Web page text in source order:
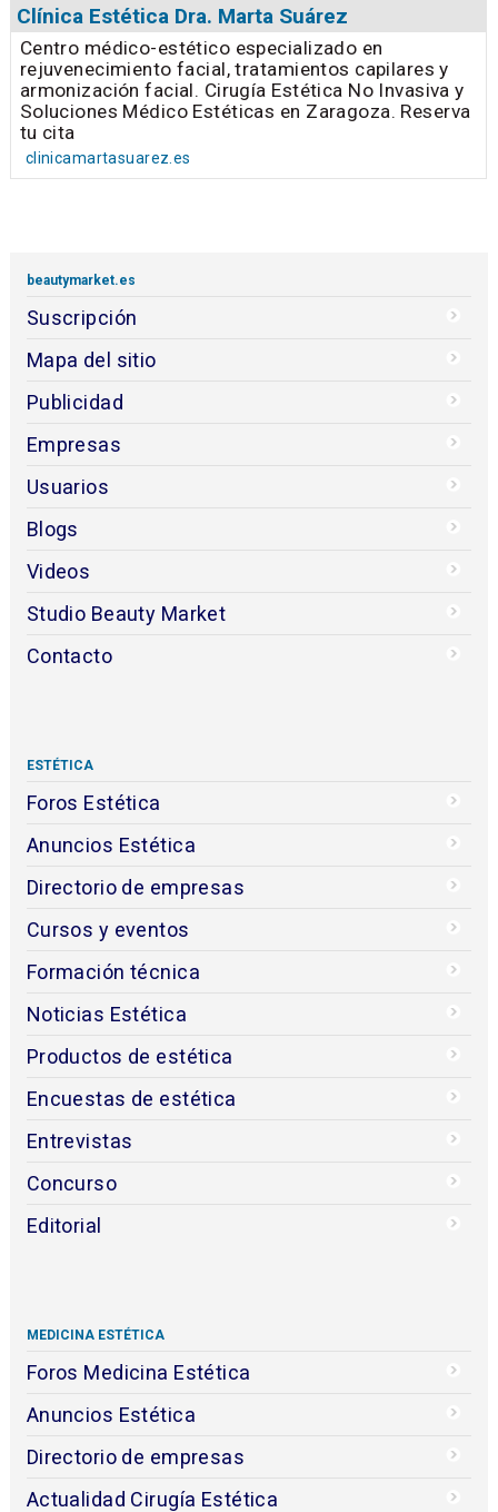
Clínica Estética Dra. Marta Suárez
Centro médico-estético especializado en
rejuvenecimiento facial, tratamientos capilares y
armonización facial. Cirugía Estética No Invasiva y
Soluciones Médico Estéticas en Zaragoza. Reserva
tu cita
clinicamartasuarez.es
beautymarket.es
Suscripción
Mapa del sitio
Publicidad
Empresas
Usuarios
Blogs
Videos
Studio Beauty Market
Contacto
ESTÉTICA
Foros Estética
Anuncios Estética
Directorio de empresas
Cursos y eventos
Formación técnica
Noticias Estética
Productos de estética
Encuestas de estética
Entrevistas
Concurso
Editorial
MEDICINA ESTÉTICA
Foros Medicina Estética
Anuncios Estética
Directorio de empresas
Actualidad Cirugía Estética